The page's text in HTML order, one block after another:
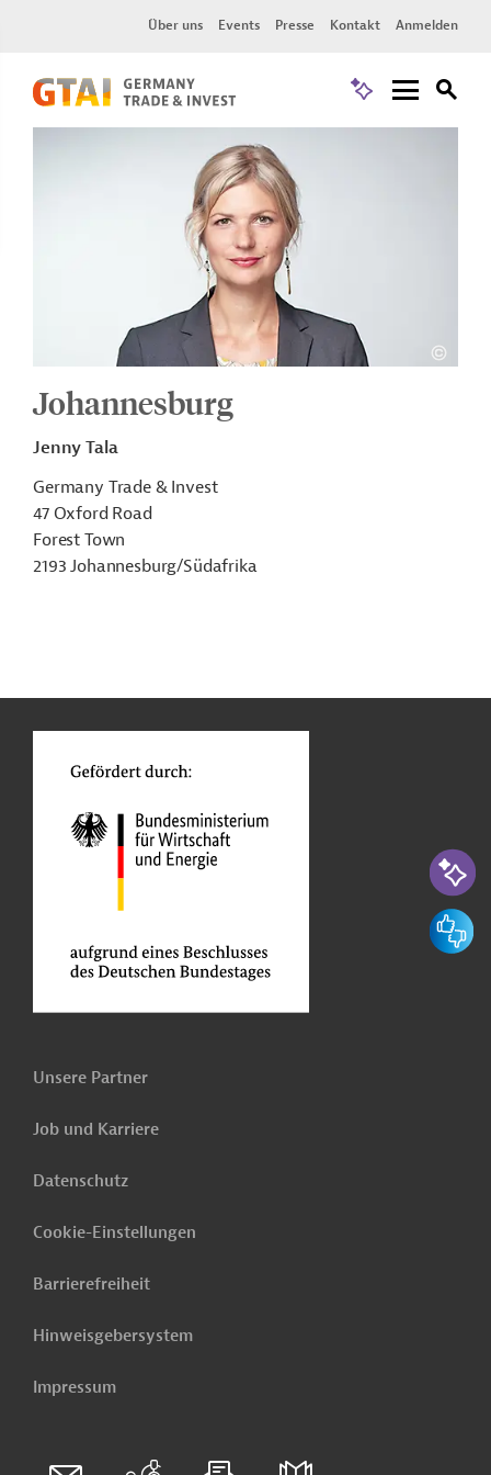
Über uns Events Presse Kontakt Anmelden
Johannesburg
Jenny Tala
Germany Trade & Invest
47 Oxford Road
Forest Town
2193 Johannesburg/Südafrika
Unsere Partner
Job und Karriere
Datenschutz
Cookie-Einstellungen
Barrierefreiheit
Hinweisgebersystem
Impressum
KI-